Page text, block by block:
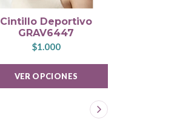
Cintillo Deportivo
GRAV6447
$1.000
VER OPCIONES